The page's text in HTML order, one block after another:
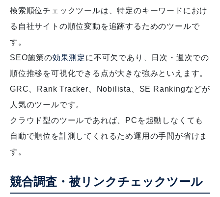
検索順位チェックツールは、特定のキーワードにおけ
る自社サイトの順位変動を追跡するためのツールで
す。
SEO施策の効果測定に不可欠であり、日次・週次での
順位推移を可視化できる点が大きな強みといえます。
GRC、Rank Tracker、Nobilista、SE Rankingなどが
人気のツールです。
クラウド型のツールであれば、PCを起動しなくても
自動で順位を計測してくれるため運用の手間が省けま
す。
競合調査・被リンクチェックツール